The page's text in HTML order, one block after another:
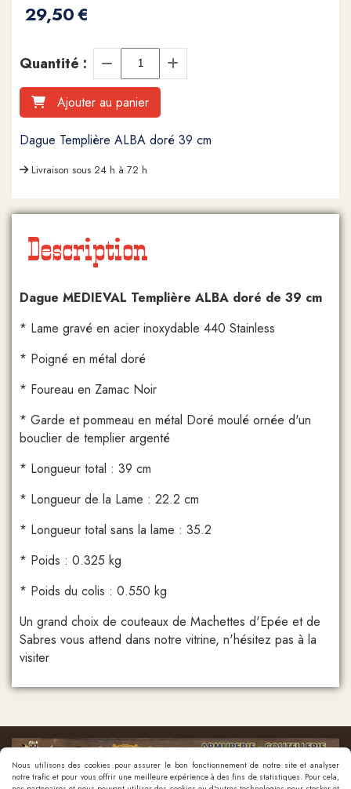
29,50€
Quantité :
Ajouter au panier
Dague Templière ALBA doré 39 cm
Livraison sous 24 h à 72 h
Description
Dague MEDIEVAL Templière ALBA doré de 39 cm
* Lame gravé en acier inoxydable 440 Stainless
* Poigné en métal doré
* Foureau en Zamac Noir
* Garde et pommeau en métal Doré moulé ornée d'un
bouclier de templier argenté
* Longueur total : 39 cm
* Longueur de la Lame : 22.2 cm
* Longueur total sans la lame : 35.2
* Poids : 0.325 kg
* Poids du colis : 0.550 kg
Un grand choix de couteaux de Machettes d'Epée et de
Sabres vous attend dans notre vitrine, n'hésitez pas à la
visiter
Nous utilisons des cookies pour assurer le bon fonctionnement de notre site et analyser
notre trafic et pour vous offrir une meilleure expérience à des fins de statistiques. Pour cela,